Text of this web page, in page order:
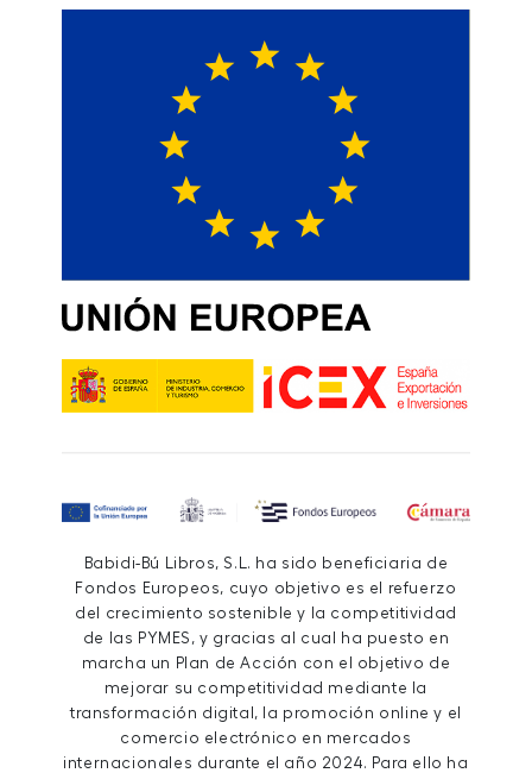
Babidi-Bú Libros, S.L. ha sido beneficiaria de
Fondos Europeos, cuyo objetivo es el refuerzo
del crecimiento sostenible y la competitividad
de las PYMES, y gracias al cual ha puesto en
marcha un Plan de Acción con el objetivo de
mejorar su competitividad mediante la
transformación digital, la promoción online y el
comercio electrónico en mercados
internacionales durante el año 2024. Para ello ha